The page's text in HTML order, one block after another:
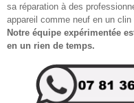
sa réparation à des
appareil comme neuf en un
Notre équipe expérimentée
en un rien de temps.